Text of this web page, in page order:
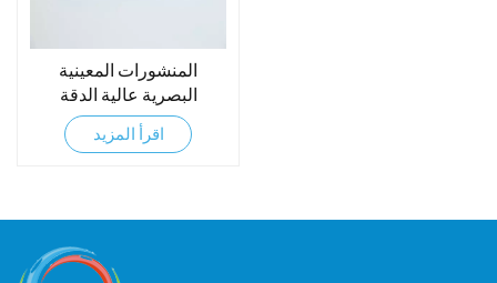
المنشورات المعينية
البصرية عالية الدقة
اقرأ المزيد